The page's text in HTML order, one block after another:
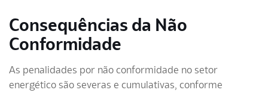
Consequências da Não
Conformidade
As penalidades por não conformidade no setor
energético são severas e cumulativas, conforme